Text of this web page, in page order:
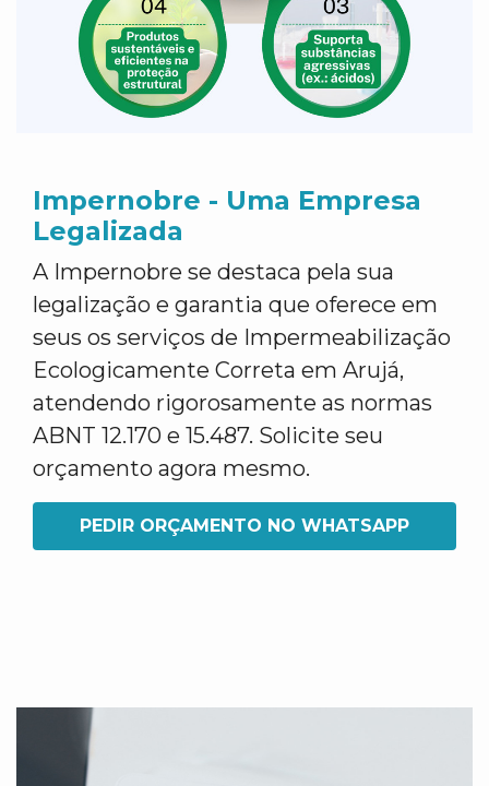
Impernobre - Uma Empresa
Legalizada
A Impernobre se destaca pela sua
legalização e garantia que oferece em
seus os serviços de Impermeabilização
Ecologicamente Correta em Arujá,
atendendo rigorosamente as normas
ABNT 12.170 e 15.487. Solicite seu
orçamento agora mesmo.
PEDIR ORÇAMENTO NO WHATSAPP